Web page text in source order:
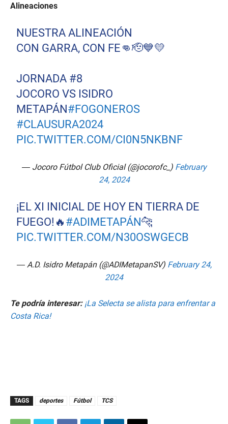
2
Alineaciones
NUESTRA ALINEACIÓN
CON GARRA, CON FE👊🫡💙💛
JORNADA #8
JOCORO VS ISIDRO
METAPÁN#FOGONEROS
#CLAUSURA2024
PIC.TWITTER.COM/CI0N5NKBNF
— Jocoro Fútbol Club Oficial (@jocorofc_) February
24, 2024
¡EL XI INICIAL DE HOY EN TIERRA DE
FUEGO!🔥 #ADIMETAPÁN🐆
PIC.TWITTER.COM/N30OSWGECB
— A.D. Isidro Metapán (@ADIMetapanSV) February 24,
2024
Te podría interesar: ¡La Selecta se alista para enfrentar a
Costa Rica!
TAGS deportes Fútbol TCS